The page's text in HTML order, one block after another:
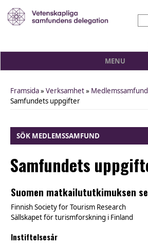
MENU
You are here
Framsida»Verksamhet» Medlemssamfund
Samfundets uppgifter
SÖK MEDLEMSSAMFUND
Samfundets
Suomen matkailututkimuksen
Finnish Society for Tourism Research
Sällskapet för turismforskning i Finland
Instiftelsesår